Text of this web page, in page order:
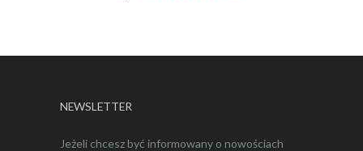
NEWSLETTER
Jeżeli chcesz być informowany o nowościach